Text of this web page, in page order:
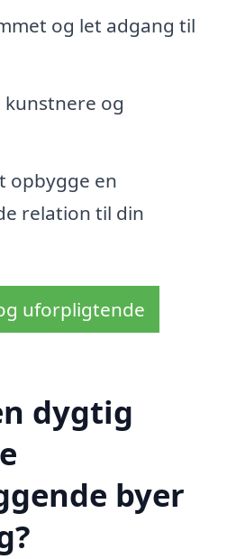
og let adgang til
og
opbygge en
relation til din
uforpligtende
dygtig
byer